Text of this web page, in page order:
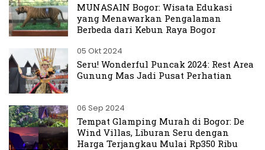
MUNASAIN Bogor: Wisata Edukasi
yang Menawarkan Pengalaman
Berbeda dari Kebun Raya Bogor
05 Okt 2024
Seru! Wonderful Puncak 2024: Rest Area
Gunung Mas Jadi Pusat Perhatian
06 Sep 2024
Tempat Glamping Murah di Bogor: De
Wind Villas, Liburan Seru dengan
Harga Terjangkau Mulai Rp350 Ribu